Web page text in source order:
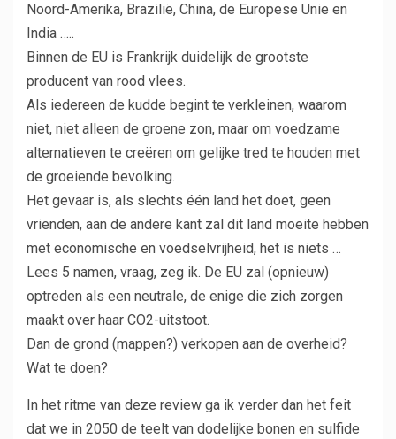
Noord-Amerika, Brazilië, China, de Europese Unie en
India …..
Binnen de EU is Frankrijk duidelijk de grootste
producent van rood vlees.
Als iedereen de kudde begint te verkleinen, waarom
niet, niet alleen de groene zon, maar om voedzame
alternatieven te creëren om gelijke tred te houden met
de groeiende bevolking.
Het gevaar is, als slechts één land het doet, geen
vrienden, aan de andere kant zal dit land moeite hebben
met economische en voedselvrijheid, het is niets …
Lees 5 namen, vraag, zeg ik. De EU zal (opnieuw)
optreden als een neutrale, de enige die zich zorgen
maakt over haar CO2-uitstoot.
Dan de grond (mappen?) verkopen aan de overheid?
Wat te doen?
In het ritme van deze review ga ik verder dan het feit
dat we in 2050 de teelt van dodelijke bonen en sulfide